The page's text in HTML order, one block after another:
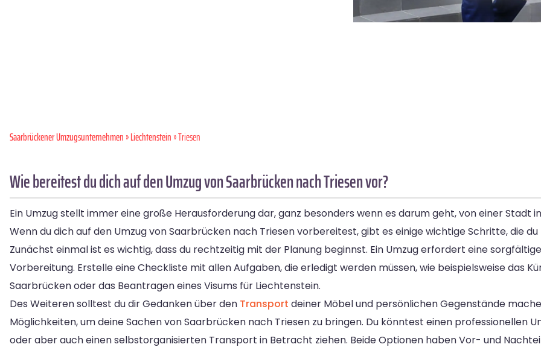
Saarbrückener Umzugsunternehmen»Liechtenstein» Triesen
Wie bereitest du dich auf den Umzug von Saarbrücken nach Triesen vor?
Ein Umzug stellt immer eine große Herausforderung dar, ganz besonders wenn es darum geht, von einer Stadt
Wenn du dich auf den Umzug von Saarbrücken nach Triesen vorbereitest, gibt es einige wichtige Schritte, die
Zunächst einmal ist es wichtig, dass du rechtzeitig mit der Planung beginnst. Ein Umzug erfordert eine
Vorbereitung. Erstelle eine Checkliste mit allen Aufgaben, die erledigt werden müssen, wie beispielsweise das
Saarbrücken oder das Beantragen eines Visums für Liechtenstein.
Des Weiteren solltest du dir Gedanken über den Transport deiner Möbel und persönlichen Gegenstände
Möglichkeiten, um deine Sachen von Saarbrücken nach Triesen zu bringen. Du könntest einen professionellen
oder aber auch einen selbstorganisierten Transport in Betracht ziehen. Beide Optionen haben Vor- und